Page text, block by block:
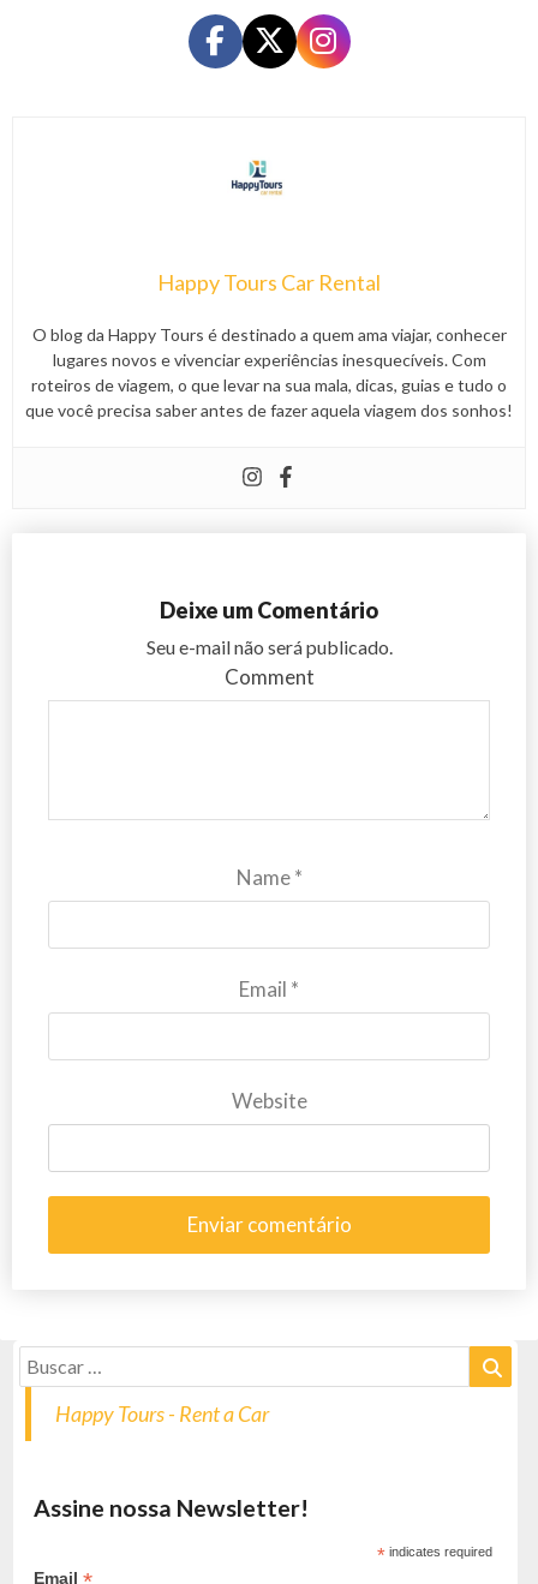
Happy Tours Car Rental
O blog da Happy Tours é destinado a quem ama viajar, conhecer
lugares novos e vivenciar experiências inesquecíveis. Com
roteiros de viagem, o que levar na sua mala, dicas, guias e tudo o
que você precisa saber antes de fazer aquela viagem dos sonhos!
Deixe um Comentário
Seu e-mail não será publicado.
Comment
Name*
Email *
Website
Happy Tours - Rent a Car
Assine nossa Newsletter!
* indicates required
Email